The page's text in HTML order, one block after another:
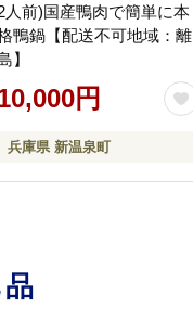
人前)国産鴨肉で簡単に本
鴨鍋【配送不可地域：離
】
円
兵庫県 新温泉町